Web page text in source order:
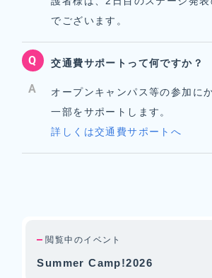
閲覧中のイベント
Summer Camp!2026
でございます。
Q 交通費サポートって何ですか？
A
オープンキャンパス等の参加に
一部をサポートします。
詳しくは交通費サポートへ